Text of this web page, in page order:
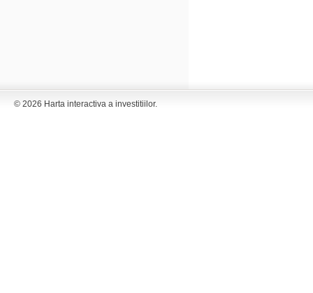
© 2026 Harta interactiva a investitiilor.